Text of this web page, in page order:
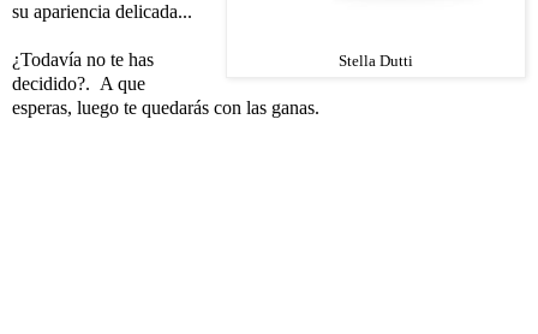
Stella Dutti
su apariencia delicada...
¿Todavía no te has
decidido?. A que
esperas, luego te quedarás con las ganas.